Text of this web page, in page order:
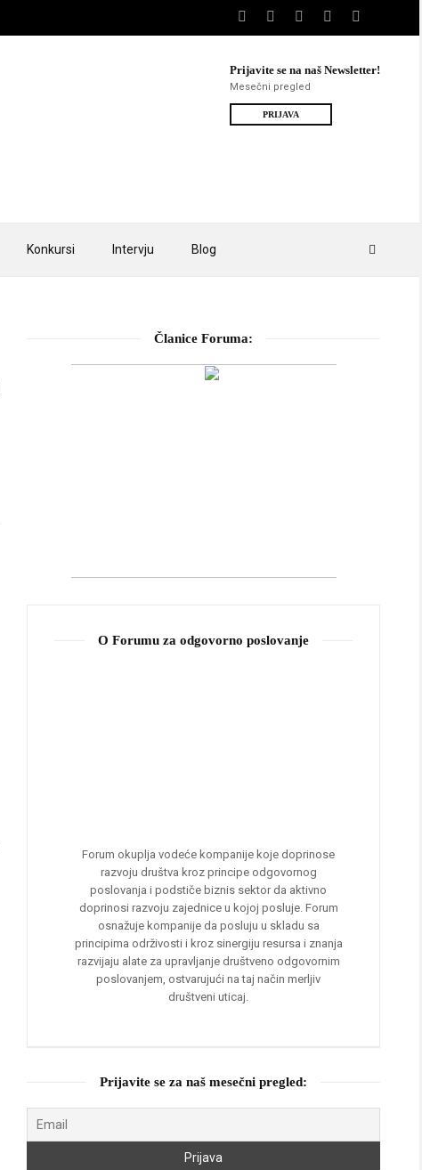
Konkursi Intervju Blog
Prijavite se na naš Newsletter!
Mesečni pregled
PRIJAVA
Članice Foruma:
O Forumu za odgovorno poslovanje
Forum okuplja vodeće kompanije koje doprinose
razvoju društva kroz principe odgovornog
poslovanja i podstiče biznis sektor da aktivno
doprinosi razvoju zajednice u kojoj posluje. Forum
osnažuje kompanije da posluju u skladu sa
principima održivosti i kroz sinergiju resursa i znanja
razvijaju alate za upravljanje društveno odgovornim
poslovanjem, ostvarujući na taj način merljiv
društveni uticaj.
Prijavite se za naš mesečni pregled: